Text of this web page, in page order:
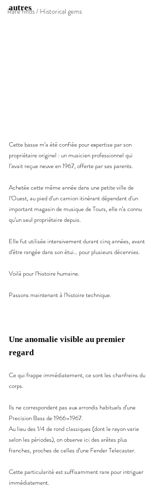
Rare finds / Historical gems
autres
Cette basse m’a été confiée pour expertise par son
propriétaire originel : un musicien professionnel qui
l’avait reçue neuve en 1967, offerte par ses parents.
Achetée cette même année dans une petite ville de
l’Ouest, au pied d’un camion itinérant dépendant d’un
important magasin de musique de Tours, elle n’a connu
qu’un seul propriétaire depuis.
Elle fut utilisée intensivement durant cinq années, avant
d’être rangée dans son étui… pour plusieurs décennies.
Voilà pour l’histoire humaine.
Passons maintenant à l’histoire technique.
Une anomalie visible au premier
regard
Ce qui frappe immédiatement, ce sont les chanfreins du
corps.
Ils ne correspondent pas aux arrondis habituels d’une
Precision Bass de 1966–1967.
Au lieu des 1/4 de rond classiques (dont le rayon varie
selon les périodes), on observe ici des arêtes plus
franches, proches de celles d’une Fender Telecaster.
Cette particularité est suffisamment rare pour intriguer
immédiatement.